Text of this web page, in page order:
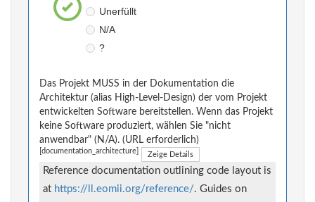
Unerfüllt
N/A
?
Das Projekt MUSS in der Dokumentation die
Architektur (alias High-Level-Design) der vom Projekt
entwickelten Software bereitstellen. Wenn das Projekt
keine Software produziert, wählen Sie "nicht
anwendbar" (N/A). (URL erforderlich)
[documentation_architecture] Zeige Details
Reference documentation outlining code layout is
at https://ll.eomii.org/reference/. Guides on